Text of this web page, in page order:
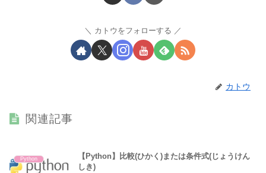
カトウをフォローする
カトウ
関連記事
Python
【Python】比較(ひかく)または条件式(じょうけん
しき)